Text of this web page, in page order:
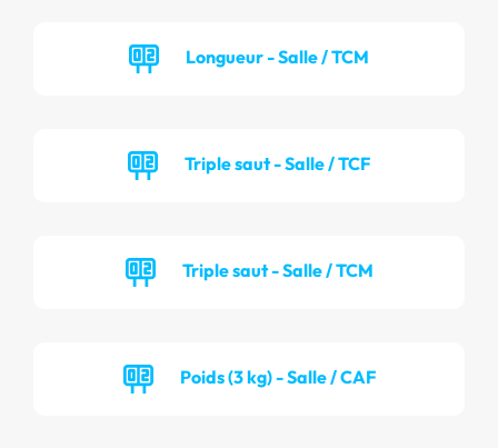
Longueur - Salle / TCM
Triple saut - Salle / TCF
Triple saut - Salle / TCM
Poids (3 kg) - Salle / CAF